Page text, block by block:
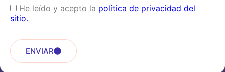
He leído y acepto la política de privacidad del
sitio.
ENVIAR